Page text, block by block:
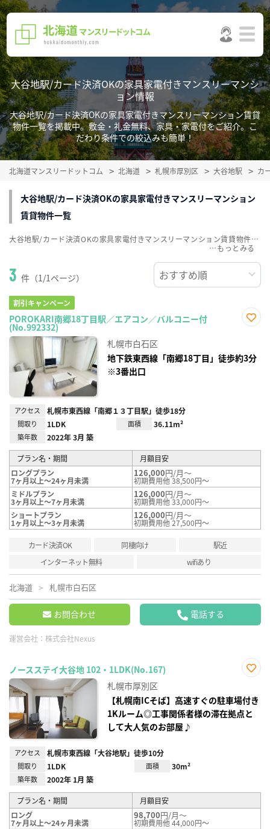
大谷地駅/カード決済OKの家具家電付きマンスリーマンシ
ョン情報
大谷地駅/カード決済OKの家具家電付きマンスリーマンション賃貸
物件一覧を掲載中。敷金・礼金無料、家具・家電付をご紹介。こ
だわり条件での絞込みも簡単！
北海道マンスリードットコム 北海道 札幌市厚別区 大谷地駅 カ
大谷地駅/カード決済OKの家具家電付きマンスリーマンション
賃貸物件一覧
3 件（1/1ページ）
割引キャンペーン
POROKARI南郷18丁目駅／エアコン／バルコニー付
(No.992332)
録
札幌市白石区
地下鉄東西線「南郷18丁目」徒歩約3分
※3番出口
アクセス 札幌市東西線「南郷１３丁目駅」徒歩18分
間取り 1LDK 面積 36.11m²
築年数 2022年 3月 築
プラン名・期間
月額目安
ロングプラン
7ヶ月以上～24ヶ月未満
126,000円/月～
初期費用他 38,500円～
ミドルプラン
3ヶ月以上～7ヶ月未満
126,000円/月～
初期費用他 33,000円～
ショートプラン
1ヶ月以上～3ヶ月未満
126,000円/月～
初期費用他 27,500円～
カード決済OK 同棲向け
駅近
インターネット無料
wifiあり
北海道 札幌市白石区
お問合わせ 電話する
運営会社： 株式会社Nexus
ノースステイ大谷地 102・1LDK(No.167)
り登
録
札幌市厚別区
【札幌南ICそば】高速すぐの駐車場付き
1Kルーム◎工事関係者様の滞在拠点と
して大人気のお部屋♪
アクセス 札幌市東西線「大谷地駅」徒歩10分
間取り 1LDK 面積 30m²
築年数 2002年 1月 築
プラン名・期間
月額目安
ロング
7ヶ月以上～24ヶ月未満
98,700円/月～
初期費用他 44,000円～
大谷地駅/カード決済OKの家具家電付きマンスリーマンション賃貸物件一覧を掲載中。敷金・礼金無料、家具・家電付をご紹介。こだわり条件での絞込みも簡単！
…